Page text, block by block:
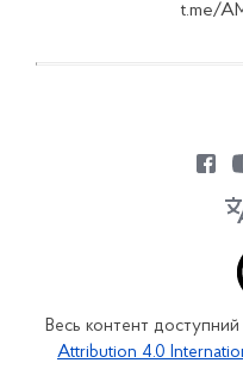
t.me/
Весь контент доступний
Attribution 4.0